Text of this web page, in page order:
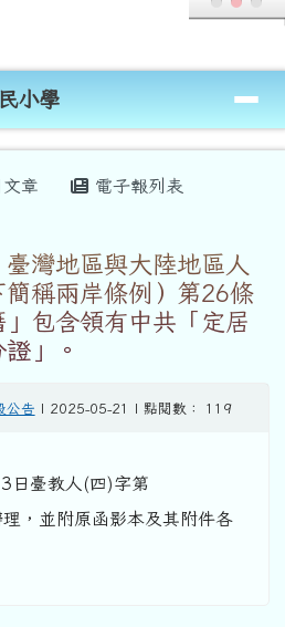
國民小學
小學
文章 電子報列表
灣地區與大陸地區人
簡稱兩岸條例）第26條
包含領有中共「定居
」。
公告 | 2025-05-21 | 點閱數： 119
日臺教人(四)字第
，並附原函影本及其附件各